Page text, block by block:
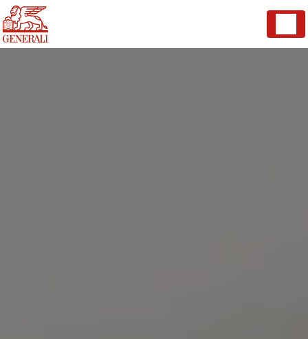
Panneau de gestion des cookies